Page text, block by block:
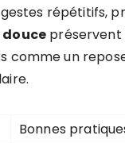
répétitifs,
préservent
comme un
Bonnes